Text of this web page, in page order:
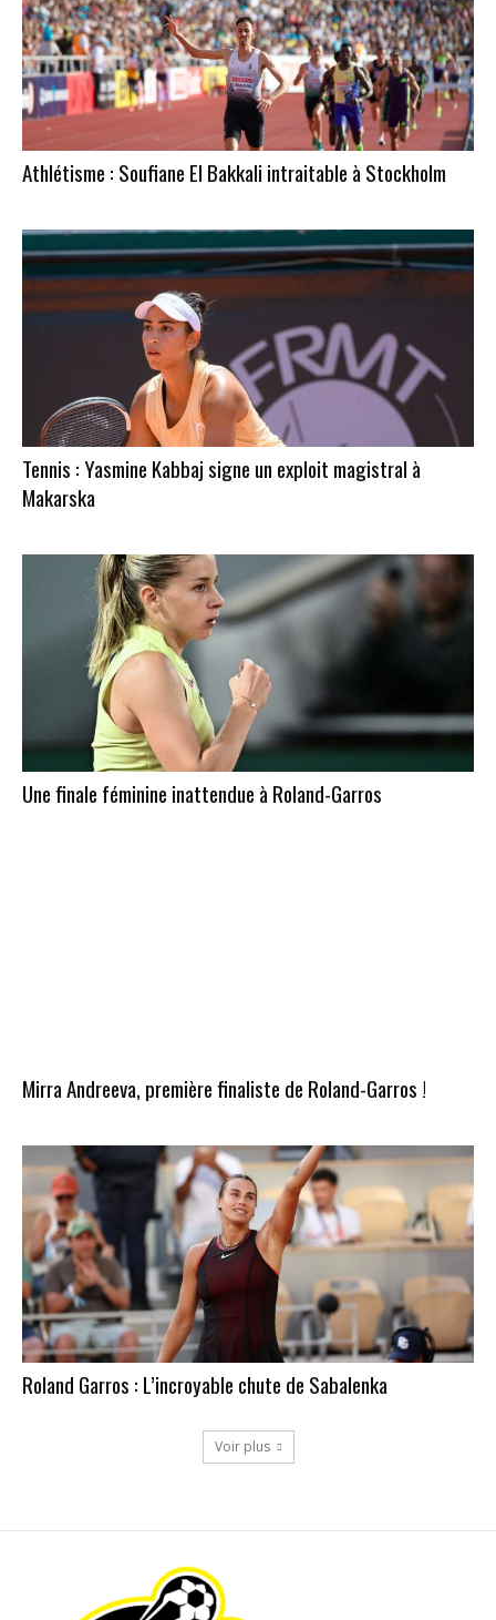
Athlétisme : Soufiane El Bakkali intraitable à Stockholm
​Tennis : Yasmine Kabbaj signe un exploit magistral à
Makarska
Une finale féminine inattendue à Roland-Garros
Mirra Andreeva, première finaliste de Roland-Garros !
Roland Garros : L’incroyable chute de Sabalenka
Voir plus